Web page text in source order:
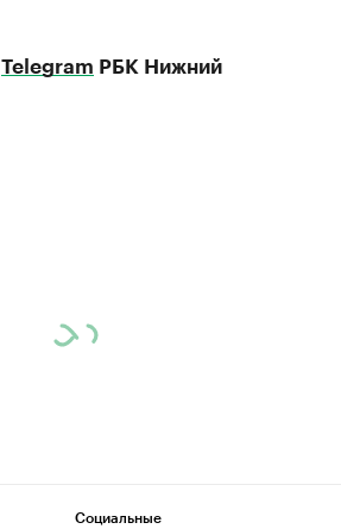
Telegram РБК Нижний
Социальные